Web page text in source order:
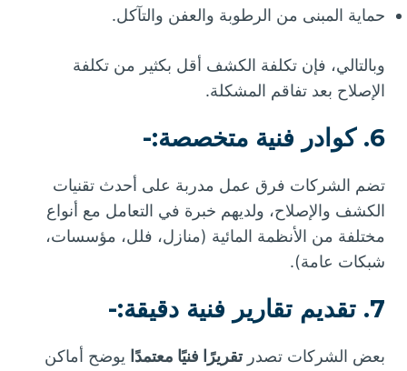
حماية المبنى من الرطوبة والعفن والتآكل.
وبالتالي، فإن تكلفة الكشف أقل بكثير من تكلفة
الإصلاح بعد تفاقم المشكلة.
6. كوادر فنية متخصصة:-
تضم الشركات فرق عمل مدربة على أحدث تقنيات
الكشف والإصلاح، ولديهم خبرة في التعامل مع أنواع
مختلفة من الأنظمة المائية (منازل، فلل، مؤسسات،
شبكات عامة).
7. تقديم تقارير فنية دقيقة:-
بعض الشركات تصدرتقريرًا فنيًا معتمدًا يوضح أماكن